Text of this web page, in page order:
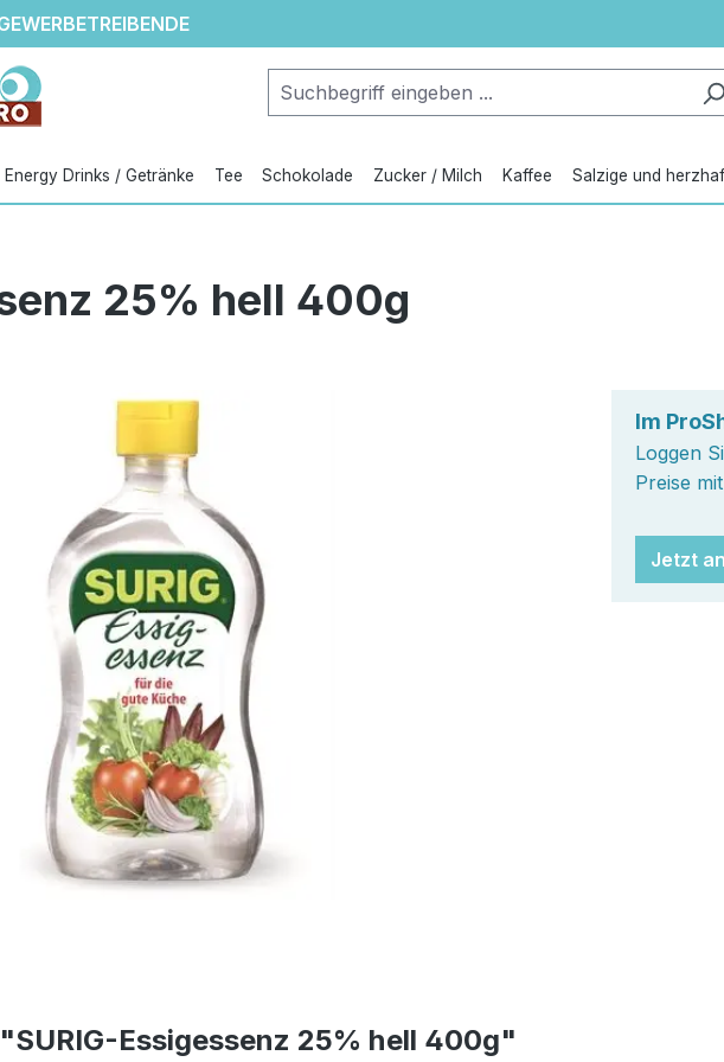
Energy Drinks / Getränke Tee Schokolade Zucker / Milch Kaffee Salzige und
25% hell 400g
Im
Loggen
Preise
Jetzt
Essigessenz 25% hell 400g"